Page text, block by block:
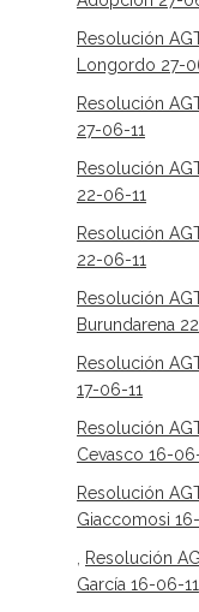
Resolución
Longordo 27-
Resolución
27-06-11
Resolución
22-06-11
Resolución
22-06-11
Resolución
Burundarena
Resolución
17-06-11
Resolución
Cevasco 16-
Resolución
Giaccomosi
Resolución
García 16-06-11